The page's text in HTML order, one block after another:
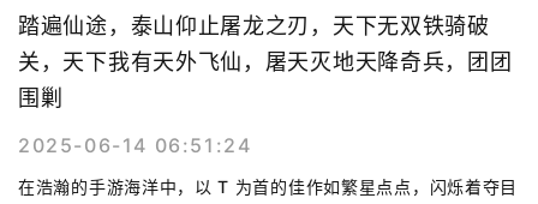
踏遍仙途，泰山仰止屠龙之刃，天下无双铁骑破
关，天下我有天外飞仙，屠天灭地天降奇兵，团团
围剿
2025-06-14 06:51:24
在浩瀚的手游海洋中，以 T 为首的佳作如繁星点点，闪烁着夺目